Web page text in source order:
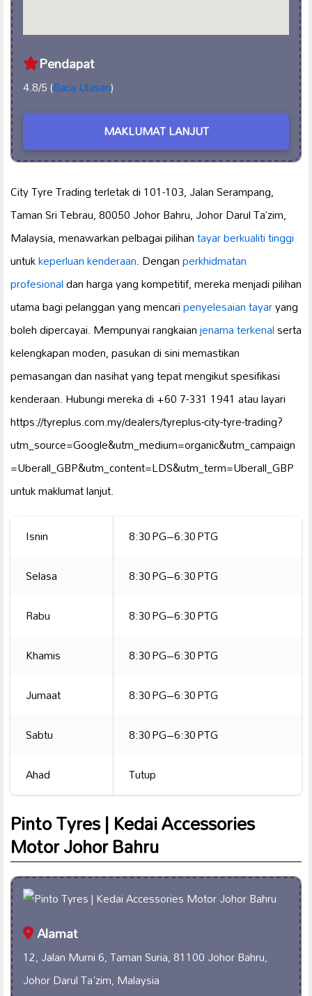
Pendapat
4.8/5 (Baca Ulasan)
MAKLUMAT LANJUT
City Tyre Trading terletak di 101-103, Jalan Serampang,
Taman Sri Tebrau, 80050 Johor Bahru, Johor Darul Ta’zim,
Malaysia, menawarkan pelbagai pilihantayar berkualiti tinggi
untukkeperluan kenderaan. Denganperkhidmatan
profesionaldan harga yang kompetitif, mereka menjadi pilihan
utama bagi pelanggan yang mencaripenyelesaian tayaryang
boleh dipercayai. Mempunyai rangkaianjenama terkenalserta
kelengkapan moden, pasukan di sini memastikan
pemasangan dan nasihat yang tepat mengikut spesifikasi
kenderaan. Hubungi mereka di +60 7-331 1941 atau layari
https://tyreplus.com.my/dealers/tyreplus-city-tyre-trading?
utm_source=Google&utm_medium=organic&utm_campaign
=Uberall_GBP&utm_content=LDS&utm_term=Uberall_GBP
untuk maklumat lanjut.
Isnin
8:30 PG–6:30 PTG
Selasa
8:30 PG–6:30 PTG
Rabu
8:30 PG–6:30 PTG
Khamis
8:30 PG–6:30 PTG
Jumaat
8:30 PG–6:30 PTG
Sabtu
8:30 PG–6:30 PTG
Ahad
Tutup
Pinto Tyres | Kedai Accessories
Motor Johor Bahru
Alamat
12, Jalan Murni 6, Taman Suria, 81100 Johor Bahru,
Johor Darul Ta'zim, Malaysia